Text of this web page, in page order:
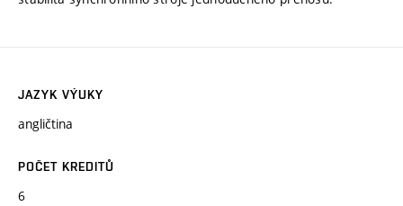
JAZYK VÝUKY
angličtina
POČET KREDITŮ
6